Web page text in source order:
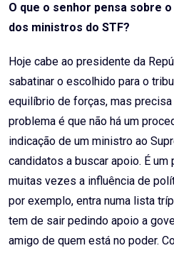
O que o senhor pensa sobre
dos ministros do STF?
Hoje cabe ao presidente da
sabatinar o escolhido para o
equilíbrio de forças, mas precisa
problema é que não há um
indicação de um ministro ao
candidatos a buscar apoio. É
muitas vezes a influência de
por exemplo, entra numa lista
tem de sair pedindo apoio a
amigo de quem está no poder.